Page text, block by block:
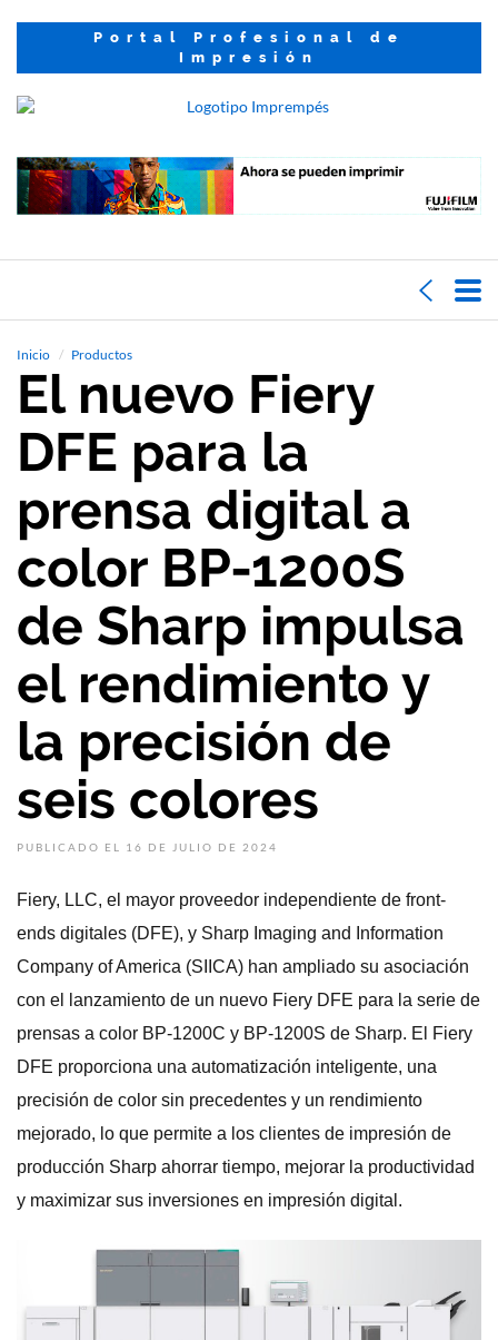
Portal Profesional de
Impresión
Inicio Productos
El nuevo Fiery
DFE para la
prensa digital a
color BP-1200S
de Sharp impulsa
el rendimiento y
la precisión de
seis colores
PUBLICADO EL 16 DE JULIO DE 2024
Fiery, LLC, el mayor proveedor independiente de front-
ends digitales (DFE), y Sharp Imaging and Information
Company of America (SIICA) han ampliado su asociación
con el lanzamiento de un nuevo Fiery DFE para la serie de
prensas a color BP-1200C y BP-1200S de Sharp. El Fiery
DFE proporciona una automatización inteligente, una
precisión de color sin precedentes y un rendimiento
mejorado, lo que permite a los clientes de impresión de
producción Sharp ahorrar tiempo, mejorar la productividad
y maximizar sus inversiones en impresión digital.